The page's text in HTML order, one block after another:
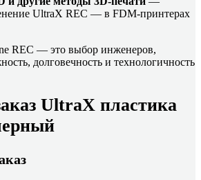
UltraX REC — в FDM-принтерах
REC — это выбор инженеров,
долговечность и технологичность
UltraX пластика